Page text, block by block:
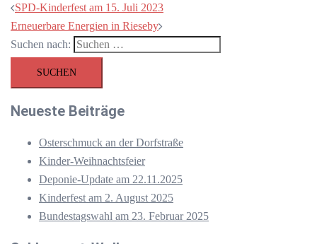
SPD-Kinderfest am 15. Juli 2023
Erneuerbare Energien in Rieseby
Suchen nach:
Neueste Beiträge
Osterschmuck an der Dorfstraße
Kinder-Weihnachtsfeier
Deponie-Update am 22.11.2025
Kinderfest am 2. August 2025
Bundestagswahl am 23. Februar 2025